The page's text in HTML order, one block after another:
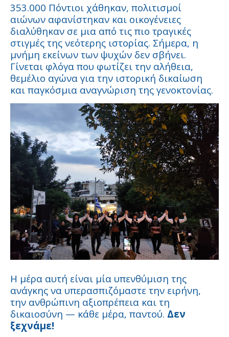
353.000 Πόντιοι χάθηκαν, πολιτισμοί
αιώνων αφανίστηκαν και οικογένειες
διαλύθηκαν σε μια από τις πιο τραγικές
στιγμές της νεότερης ιστορίας. Σήμερα, η
μνήμη εκείνων των ψυχών δεν σβήνει.
Γίνεται φλόγα που φωτίζει την αλήθεια,
θεμέλιο αγώνα για την ιστορική δικαίωση
και παγκόσμια αναγνώριση της γενοκτονίας.
Η μέρα αυτή είναι μία υπενθύμιση της
ανάγκης να υπερασπιζόμαστε την ειρήνη,
την ανθρώπινη αξιοπρέπεια και τη
δικαιοσύνη — κάθε μέρα, παντού. Δεν
ξεχνάμε!